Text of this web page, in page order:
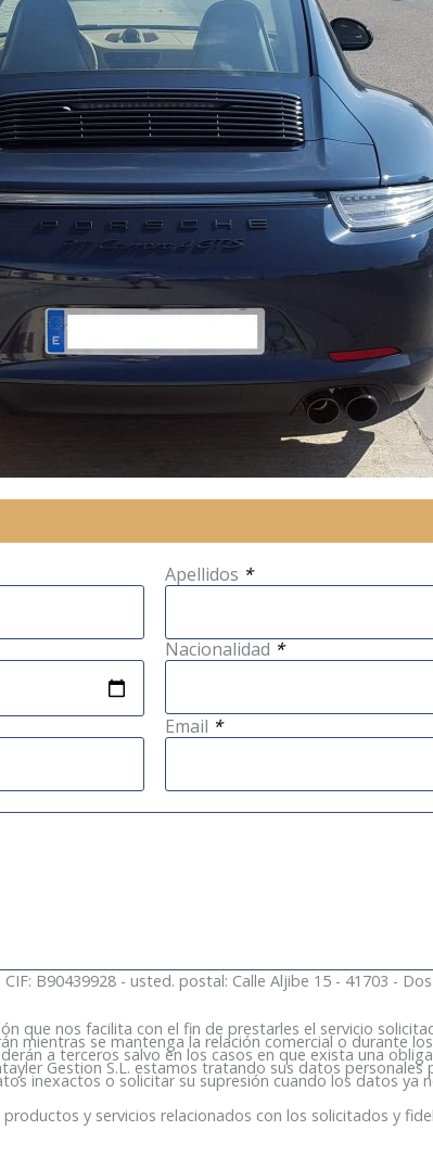
Apellidos *
Nacionalidad *
Email *
B90439928 - usted. postal: Calle Aljibe 15 - 41703 -
que nos facilita con el fin de prestarles el servicio
mientras se mantenga la relación comercial o durante
a terceros salvo en los casos en que exista una
Gestion S.L. estamos tratando sus datos
inexactos o solicitar su supresión cuando los datos ya
y servicios relacionados con los solicitados y